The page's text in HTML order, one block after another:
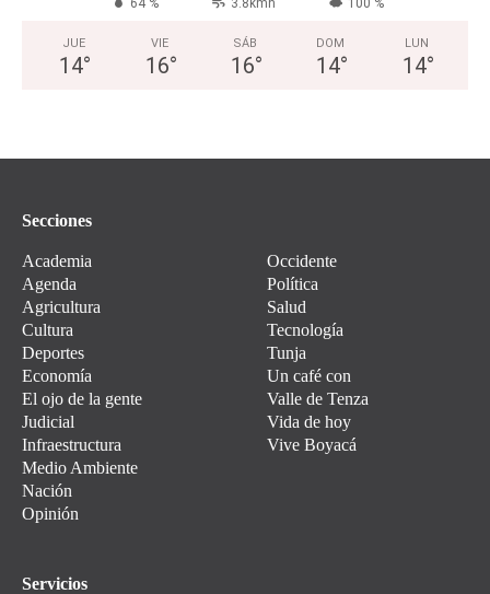
64 % 3.8kmh 100 %
JUE
14°
VIE
16°
SÁB
16°
DOM
14°
LUN
14°
Secciones
Academia
Agenda
Agricultura
Cultura
Deportes
Economía
El ojo de la gente
Judicial
Infraestructura
Medio Ambiente
Nación
Opinión
Occidente
Política
Salud
Tecnología
Tunja
Un café con
Valle de Tenza
Vida de hoy
Vive Boyacá
Servicios